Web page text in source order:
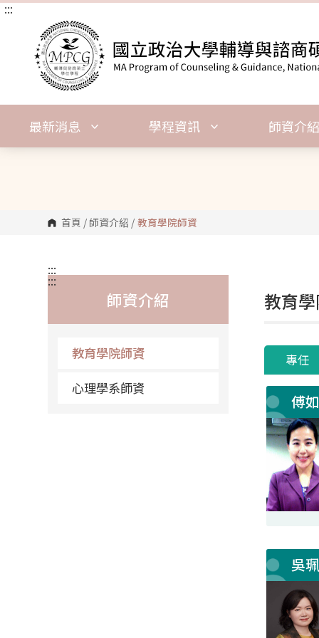
跳
:::
最新消息 學程資訊 師資介
首頁 / 師資介紹 / 教育學院師資
:::
師資介紹
教育學院師資
心理學系師資
:::
教育
專任
傅
吳